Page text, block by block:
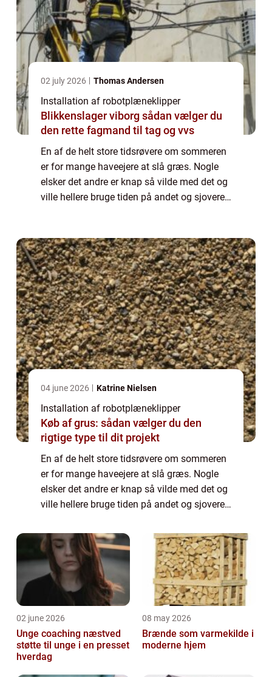
02 july 2026 Thomas Andersen
Installation af robotplæneklipper
Blikkenslager viborg sådan vælger du
den rette fagmand til tag og vvs
En af de helt store tidsrøvere om sommeren
er for mange haveejere at slå græs. Nogle
elsker det andre er knap så vilde med det og
ville hellere bruge tiden på andet og sjovere
04 june 2026 Katrine Nielsen
Installation af robotplæneklipper
Køb af grus: sådan vælger du den
rigtige type til dit projekt
En af de helt store tidsrøvere om sommeren
er for mange haveejere at slå græs. Nogle
elsker det andre er knap så vilde med det og
ville hellere bruge tiden på andet og sjovere
solen og de mange blomster. T...
02 june 2026
Unge coaching næstved
støtte til unge i en presset
hverdag
08 may 2026
Brænde som varmekilde i
moderne hjem